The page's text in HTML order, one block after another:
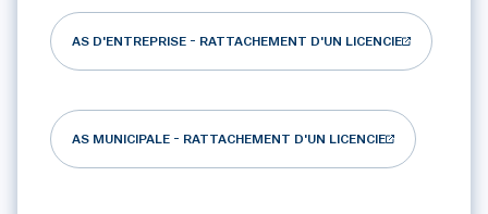
AS D'ENTREPRISE - RATTACHEMENT D'UN LICENCIE
AS MUNICIPALE - RATTACHEMENT D'UN LICENCIE